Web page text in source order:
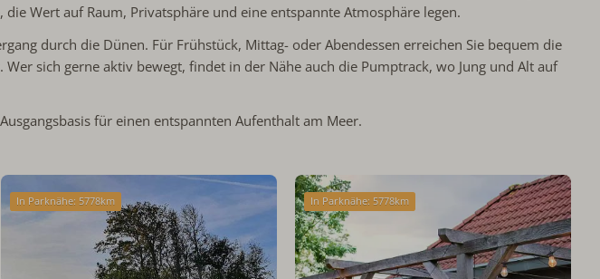
Wert auf Raum, Privatsphäre und eine entspannte Atmosphäre legen.
durch die Dünen. Für Frühstück, Mittag- oder Abendessen erreichen Sie bequem die
sich gerne aktiv bewegt, findet in der Nähe auch die Pumptrack, wo Jung und Alt auf
für einen entspannten Aufenthalt am Meer.
In Parknähe: 5778km In Parknähe: 5778km